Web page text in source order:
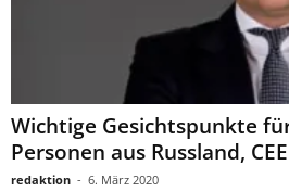
Wichtige Gesichtspunkte
Personen aus Russland,
redaktion - 6. März 2020